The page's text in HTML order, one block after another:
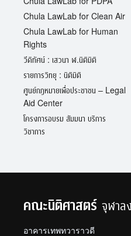
Chula LawLab for Clean Air
Chula LawLab for Human
Rights
วีดิทัศน์ : เสวนา ฬ.นิติมิติ
รายการวิทยุ : นิติมิติ
ศูนย์กฎหมายเพื่อประชาชน – Legal
Aid Center
โครงการอบรม สัมมนา บริการ
วิชาการ
คณะนิติศาสตร์ จุฬาล
อาคารเทพทวาราวดี